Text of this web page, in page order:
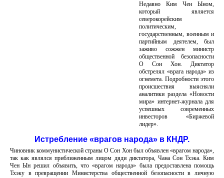
Недавно Ким Чен Ыном,
который является
северокорейским
политическим,
государственным, военным и
партийным деятелем, был
заживо сожжен министр
общественной безопасности
О Сон Хон. Диктатор
обстрелял «врага народа» из
огнемета. Подробности этого
происшествия выясняли
аналитики раздела «Новости
мира» интернет-журнала для
успешных современных
инвесторов «Биржевой
лидер».
Истребление «врагов народа» в КНДР.
Чиновник коммунистической страны О Сон Хон был объявлен «врагом народа»,
так как являлся приближенным лицом дяди диктатора, Чана Сон Тхэка. Ким
Чен Ын решил объявить, что «врагом народа» была предоставлена помощь
Тхэку в превращении Министерства общественной безопасности в личную